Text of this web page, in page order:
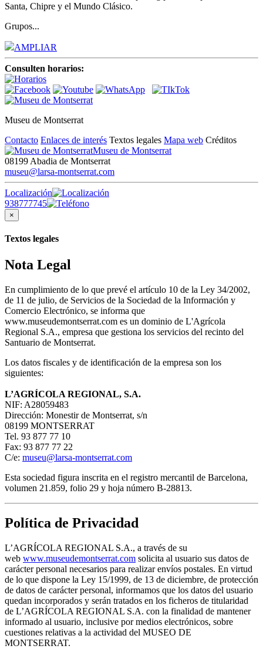
Santa, Chipre y el Mundo Clásico.
Grupos...
AMPLIAR
Consulten horarios:
Museu de Montserrat
Contacto Enlaces de interés Textos legales Mapa web Créditos
Museu de Montserrat
08199 Abadia de Montserrat
museu@larsa-montserrat.com
Localización
938777745
×
Textos legales
Nota Legal
En cumplimiento de lo que prevé el artículo 10 de la Ley 34/2002,
de 11 de julio, de Servicios de la Sociedad de la Información y
Comercio Electrónico, se informa que
www.museudemontserrat.com es un dominio de L'Agrícola
Regional S.A., empresa que gestiona los servicios del recinto del
Santuario de Montserrat.
Los datos fiscales y de identificación de la empresa son los
siguientes:
L’AGRÍCOLA REGIONAL, S.A.
NIF: A28059483
Dirección: Monestir de Montserrat, s/n
08199 MONTSERRAT
Tel. 93 877 77 10
Fax: 93 877 77 22
C/e: museu@larsa-montserrat.com
Esta sociedad figura inscrita en el registro mercantil de Barcelona,
volumen 21.859, folio 29 y hoja número B-28813.
Política de Privacidad
L’AGRÍCOLA REGIONAL S.A., a través de su
web www.museudemontserrat.com solicita al usuario sus datos de
carácter personal necesarios para realizar envíos postales. En virtud
de lo que dispone la Ley 15/1999, de 13 de diciembre, de protección
de datos de carácter personal, informamos que los datos del usuario
quedan incorporados y serán tratados en los ficheros de titularidad
de L’AGRÍCOLA REGIONAL S.A. con la finalidad de mantener
informado al usuario, inclusive por medios electrónicos, sobre
cuestiones relativas a la actividad del MUSEO DE
MONTSERRAT.